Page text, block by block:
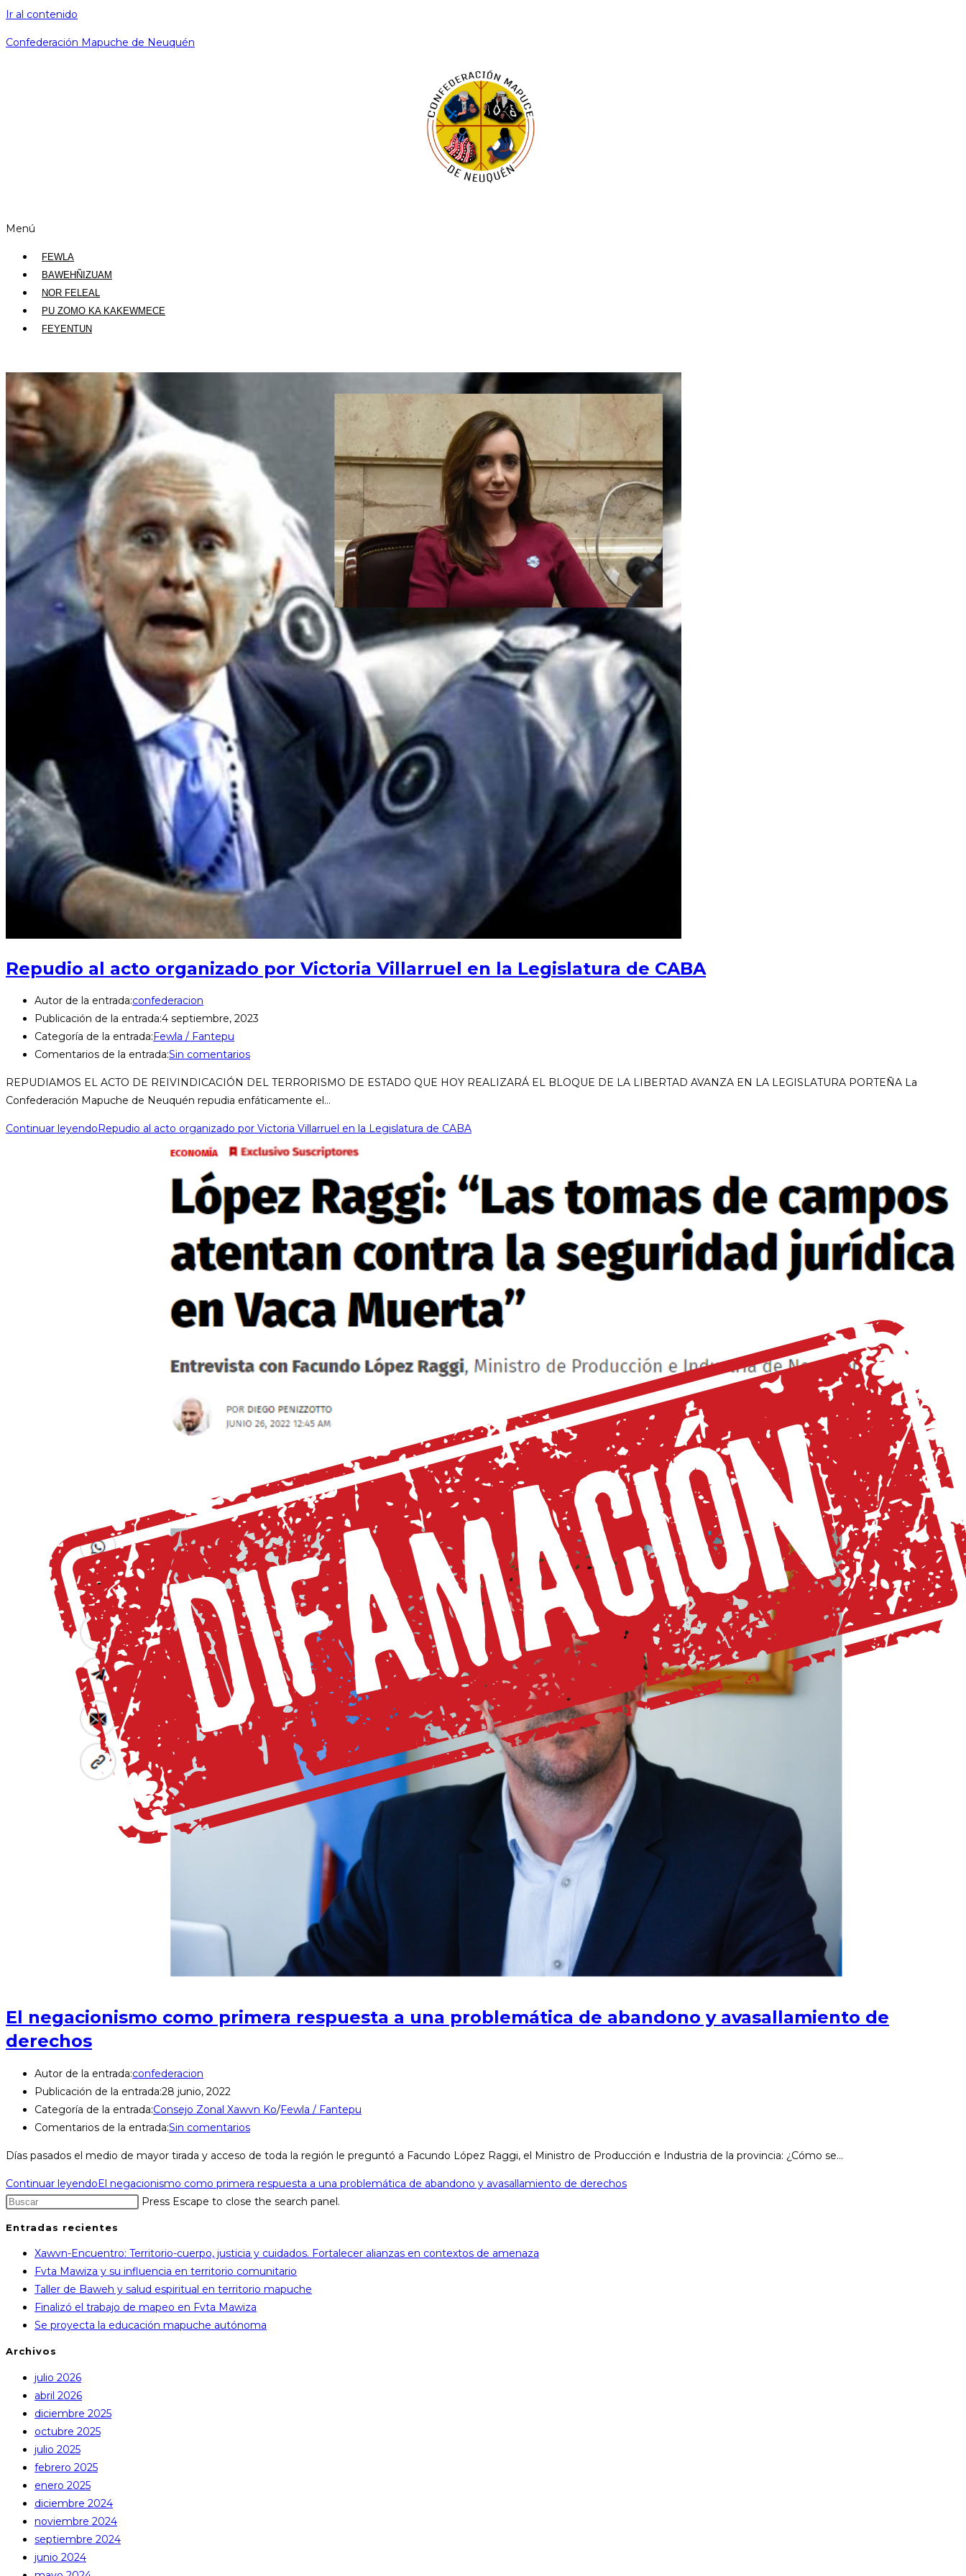
Ir al contenido
Confederación Mapuche de Neuquén
Menú
FEWLA
BAWEHÑIZUAM
NOR FELEAL
PU ZOMO KA KAKEWMECE
FEYENTUN
Repudio al acto organizado por Victoria Villarruel en la Legislatura de CABA
Autor de la entrada:confederacion
Publicación de la entrada:4 septiembre, 2023
Categoría de la entrada: Fewla / Fantepu
Comentarios de la entrada:Sin comentarios
REPUDIAMOS EL ACTO DE REIVINDICACIÓN DEL TERRORISMO DE ESTADO QUE HOY REALIZARÁ EL BLOQUE DE LA LIBERTAD AVANZA EN LA LEGISLATURA PORTEÑA La
Confederación Mapuche de Neuquén repudia enfáticamente el…
Continuar leyendo Repudio al acto organizado por Victoria Villarruel en la Legislatura de CABA
El negacionismo como primera respuesta a una problemática de abandono y avasallamiento de
derechos
Autor de la entrada:confederacion
Publicación de la entrada:28 junio, 2022
Categoría de la entrada:Consejo Zonal Xawvn Ko/Fewla / Fantepu
Comentarios de la entrada:Sin comentarios
Días pasados el medio de mayor tirada y acceso de toda la región le preguntó a Facundo López Raggi, el Ministro de Producción e Industria de la provincia: ¿Cómo se…
Continuar leyendoEl negacionismo como primera respuesta a una problemática de abandono y avasallamiento de derechos
Press Escape to close the search panel.
Entradas recientes
Xawvn-Encuentro: Territorio-cuerpo, justicia y cuidados. Fortalecer alianzas en contextos de amenaza
Fvta Mawiza y su influencia en territorio comunitario
Taller de Baweh y salud espiritual en territorio mapuche
Finalizó el trabajo de mapeo en Fvta Mawiza
Se proyecta la educación mapuche autónoma
Archivos
julio 2026
abril 2026
diciembre 2025
octubre 2025
julio 2025
febrero 2025
enero 2025
diciembre 2024
noviembre 2024
septiembre 2024
junio 2024